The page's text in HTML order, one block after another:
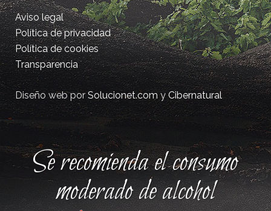
Aviso legal
Política de privacidad
Política de cookies
Transparencia
Diseño web porSolucionet.comyCibernatural
Se recomienda el consumo
moderado de alcohol